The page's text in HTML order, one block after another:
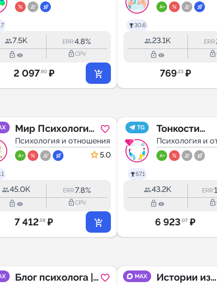
Нежинской
7.5K ERR:4.8%
lock_outline lock_outlineCPV
2 097.90 ₽
30.6
23.1K ERR:
lock_outline lock_outline
769.23 ₽
Мир Психологии |
Саморазвитие |
Отношения | Блог
Психология и отношения
5.0
45.0K ERR:7.8%
lock_outline lock_outlineCPV
7 412.58 ₽
TG
57.1
Тонкости
восприятия |
Психология
Психология и
43.2K ERR:
lock_outline lock_outline
6 923.07 ₽
Блог психолога |
MAX
Истории из